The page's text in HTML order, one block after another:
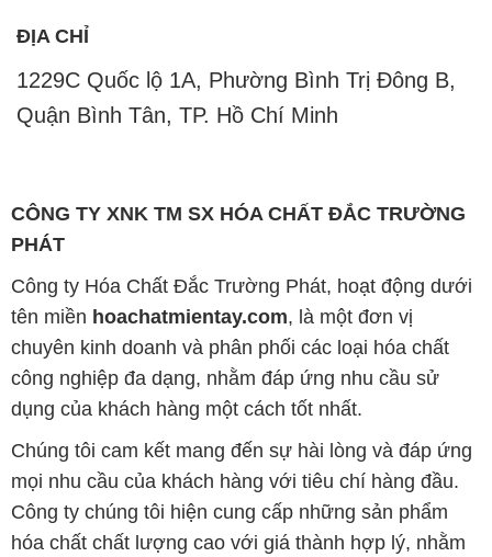
ĐỊA CHỈ
1229C Quốc lộ 1A, Phường Bình Trị Đông B,
Quận Bình Tân, TP. Hồ Chí Minh
CÔNG TY XNK TM SX HÓA CHẤT ĐẮC TRƯỜNG
PHÁT
Công ty Hóa Chất Đắc Trường Phát, hoạt động dưới
tên miền hoachatmientay.com, là một đơn vị
chuyên kinh doanh và phân phối các loại hóa chất
công nghiệp đa dạng, nhằm đáp ứng nhu cầu sử
dụng của khách hàng một cách tốt nhất.
Chúng tôi cam kết mang đến sự hài lòng và đáp ứng
mọi nhu cầu của khách hàng với tiêu chí hàng đầu.
Công ty chúng tôi hiện cung cấp những sản phẩm
hóa chất chất lượng cao với giá thành hợp lý, nhằm